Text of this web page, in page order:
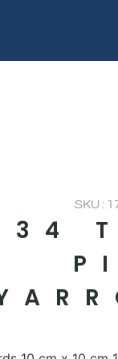
SKU :